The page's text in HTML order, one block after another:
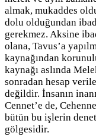
almak, mukaddes
dolu olduğundan
gerekmez. Aksine
olana, Tavus’a
kaynağından
kaynağı aslında
sonradan hesap
değildir. İnsanın
Cennet’e de,
bütün bu işlerin
gölgesidir.